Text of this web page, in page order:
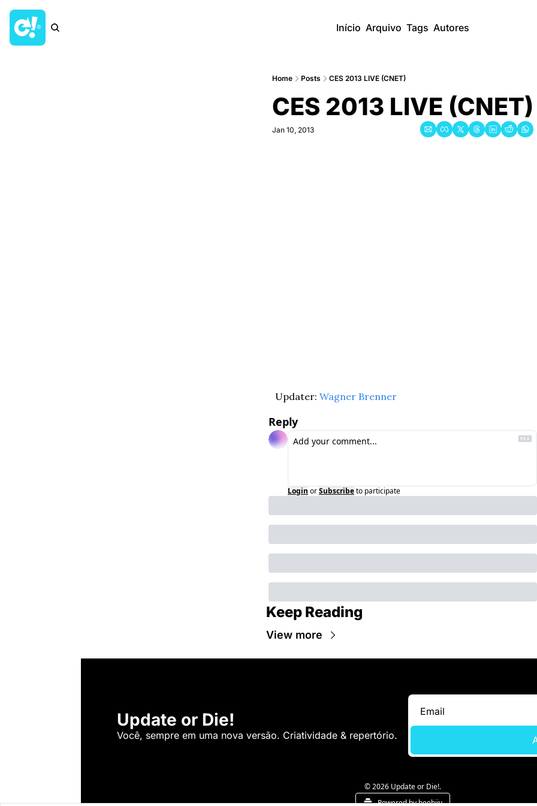
Início Arquivo Tags Autores
Home Posts CES 2013 LIVE (CNET)
CES 2013 LIVE (CNET)
Jan 10, 2013
Updater: Wagner Brenner
Reply
Login orSubscribeto participate
Keep Reading
View more
Update or Die!
Você, sempre em uma nova versão. Criatividade & repertório.
© 2026 Update or Die!.
Powered by beehiiv